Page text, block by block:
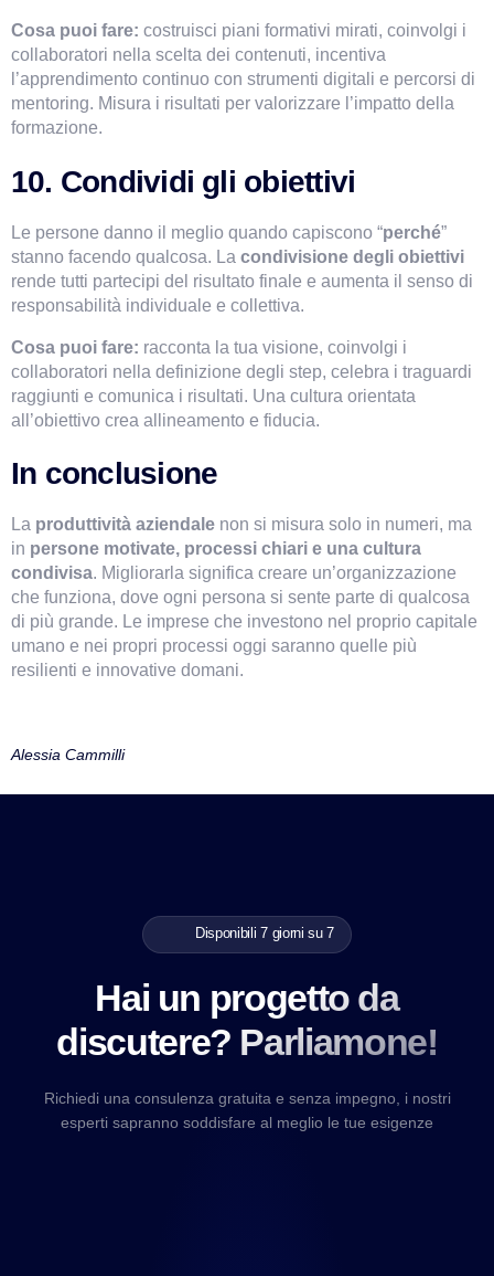
Cosa puoi fare: costruisci piani formativi mirati, coinvolgi i
collaboratori nella scelta dei contenuti, incentiva
l’apprendimento continuo con strumenti digitali e percorsi di
mentoring. Misura i risultati per valorizzare l’impatto della
formazione.
10. Condividi gli obiettivi
Le persone danno il meglio quando capiscono “perché”
stanno facendo qualcosa. La condivisione degli obiettivi
rende tutti partecipi del risultato finale e aumenta il senso di
responsabilità individuale e collettiva.
Cosa puoi fare: racconta la tua visione, coinvolgi i
collaboratori nella definizione degli step, celebra i traguardi
raggiunti e comunica i risultati. Una cultura orientata
all’obiettivo crea allineamento e fiducia.
In conclusione
La produttività aziendale non si misura solo in numeri, ma
in persone motivate, processi chiari e una cultura
condivisa. Migliorarla significa creare un’organizzazione
che funziona, dove ogni persona si sente parte di qualcosa
di più grande. Le imprese che investono nel proprio capitale
umano e nei propri processi oggi saranno quelle più
resilienti e innovative domani.
Alessia Cammilli
Disponibili 7 giorni su 7
Hai un progetto da
discutere? Parliamone!
Richiedi una consulenza gratuita e senza impegno, i nostri
esperti sapranno soddisfare al meglio le tue esigenze